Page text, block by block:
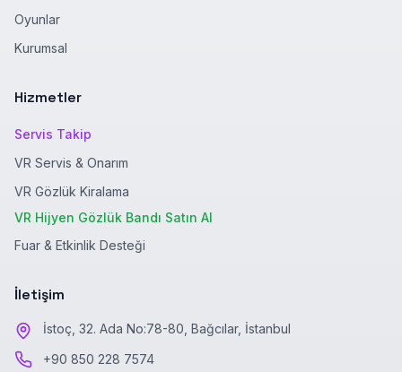
Oyunlar
Kurumsal
Hizmetler
Servis Takip
VR Servis & Onarım
VR Gözlük Kiralama
VR Hijyen Gözlük Bandı Satın Al
Fuar & Etkinlik Desteği
İletişim
İstoç, 32. Ada No:78-80, Bağcılar, İstanbul
+90 850 228 7574